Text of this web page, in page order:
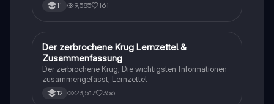
11 9,585 161
Deutsch
Der zerbrochene Krug Lernzettel &
Zusammenfassung
Der zerbrochene Krug, Die wichtigsten Informationen
zusammengefasst, Lernzettel
12 23,517 356